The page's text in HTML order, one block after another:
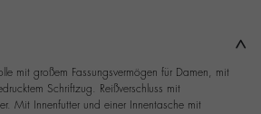
mit großem Fassungsvermögen für Damen, mit
Schriftzug. Reißverschluss mit
Mit Innenfutter und einer Innentasche mit